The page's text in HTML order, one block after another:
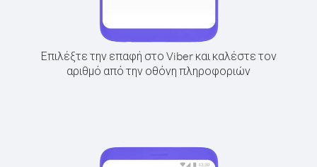
Επιλέξτε την επαφή στο Viber και καλέστε τον
αριθμό από την οθόνη πληροφοριών